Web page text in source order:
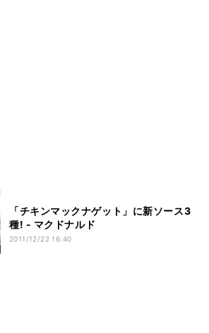
「チキンマックナゲット」に新ソース3
種! - マクドナルド
2011/12/22 16:40